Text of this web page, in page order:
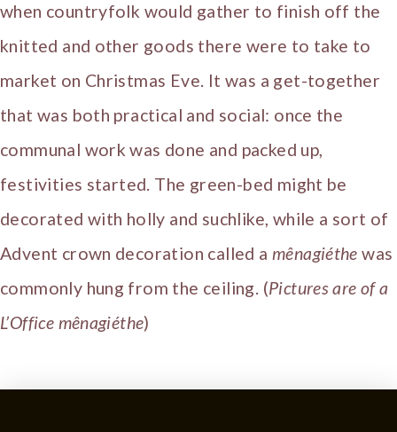
when countryfolk would gather to finish off the
knitted and other goods there were to take to
market on Christmas Eve. It was a get-together
that was both practical and social: once the
communal work was done and packed up,
festivities started. The green-bed might be
decorated with holly and suchlike, while a sort of
Advent crown decoration called a mênagiéthewas
commonly hung from the ceiling. (Pictures are of a
L’Office mênagiéthe)